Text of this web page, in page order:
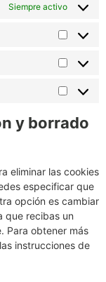
Siempre activo
y borrado
eliminar las cookies
especificar que
opción es cambiar
que recibas un
Para obtener más
instrucciones de